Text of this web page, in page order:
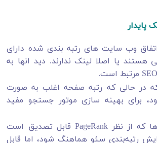
پایدار
وب سایت های رتبه بندی شده دارای
یا اصلا لینک ندارند. دید انها به
در حالی که رتبه صفحه اغلب به صورت
برای بهینه سازی موتور جستجو مفید
ساخت بک لینک ها که از نظر PageRank قابل تصدیق است
رتبه‌بندی سئو هماهنگ شود، اما قابل